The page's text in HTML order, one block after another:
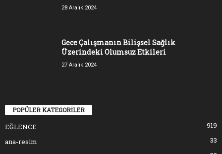
28 Aralık 2024
Gece Çalışmanın Bilişsel Sağlık
Üzerindeki Olumsuz Etkileri
27 Aralık 2024
POPÜLER KATEGORİLER
EĞLENCE
919
ana-resim
33